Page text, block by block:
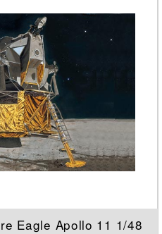
Eagle Apollo 11 1/48